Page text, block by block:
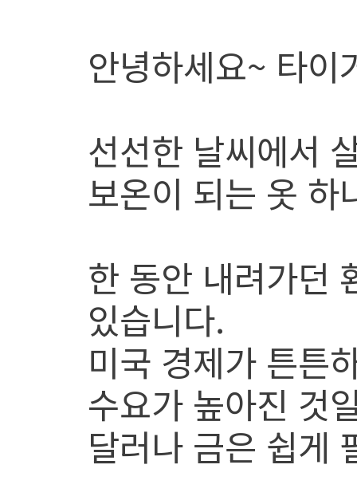
안녕하세요~ 타
선선한 날씨에서
보온이 되는 옷 하
한 동안 내려가던
있습니다.
미국 경제가 튼튼
수요가 높아진 것
달러나 금은 쉽게